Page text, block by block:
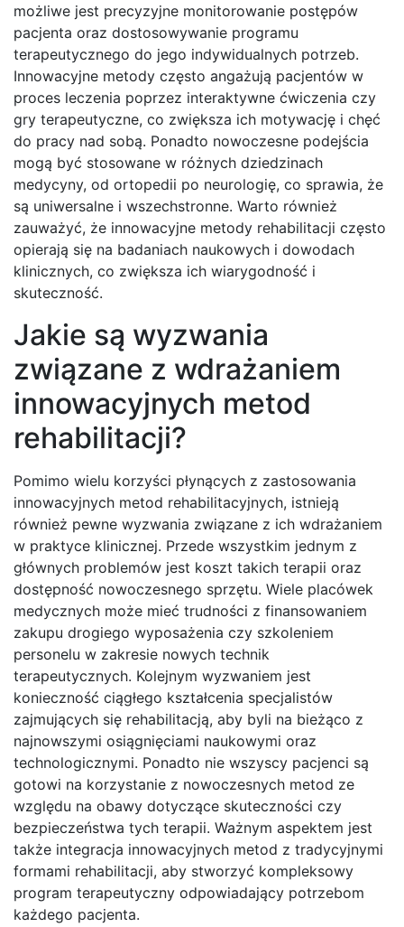
możliwe jest precyzyjne monitorowanie postępów
pacjenta oraz dostosowywanie programu
terapeutycznego do jego indywidualnych potrzeb.
Innowacyjne metody często angażują pacjentów w
proces leczenia poprzez interaktywne ćwiczenia czy
gry terapeutyczne, co zwiększa ich motywację i chęć
do pracy nad sobą. Ponadto nowoczesne podejścia
mogą być stosowane w różnych dziedzinach
medycyny, od ortopedii po neurologię, co sprawia, że
są uniwersalne i wszechstronne. Warto również
zauważyć, że innowacyjne metody rehabilitacji często
opierają się na badaniach naukowych i dowodach
klinicznych, co zwiększa ich wiarygodność i
skuteczność.
Jakie są wyzwania
związane z wdrażaniem
innowacyjnych metod
rehabilitacji?
Pomimo wielu korzyści płynących z zastosowania
innowacyjnych metod rehabilitacyjnych, istnieją
również pewne wyzwania związane z ich wdrażaniem
w praktyce klinicznej. Przede wszystkim jednym z
głównych problemów jest koszt takich terapii oraz
dostępność nowoczesnego sprzętu. Wiele placówek
medycznych może mieć trudności z finansowaniem
zakupu drogiego wyposażenia czy szkoleniem
personelu w zakresie nowych technik
terapeutycznych. Kolejnym wyzwaniem jest
konieczność ciągłego kształcenia specjalistów
zajmujących się rehabilitacją, aby byli na bieżąco z
najnowszymi osiągnięciami naukowymi oraz
technologicznymi. Ponadto nie wszyscy pacjenci są
gotowi na korzystanie z nowoczesnych metod ze
względu na obawy dotyczące skuteczności czy
bezpieczeństwa tych terapii. Ważnym aspektem jest
także integracja innowacyjnych metod z tradycyjnymi
formami rehabilitacji, aby stworzyć kompleksowy
program terapeutyczny odpowiadający potrzebom
każdego pacjenta.